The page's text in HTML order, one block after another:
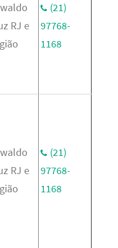
RJ e
(21)
97768-
1168
RJ e
(21)
97768-
1168